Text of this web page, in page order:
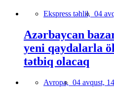
Ekspress təhlil, 04
Azərbaycan
yeni qaydalarla
tətbiq olacaq
Avropa, 04 avqust,